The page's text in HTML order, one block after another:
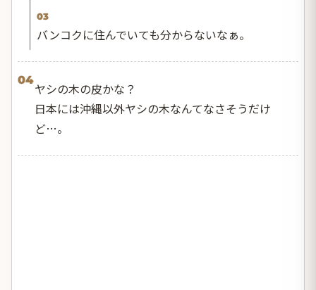
03
バンコクに住んでいても分からないなぁ。
04
ヤシの木の皮かな？
日本には沖縄以外ヤシの木なんてなさそうだけ
ど…。